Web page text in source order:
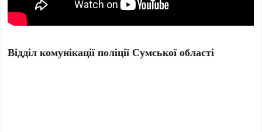
Відділ комунікації поліції Сумської області